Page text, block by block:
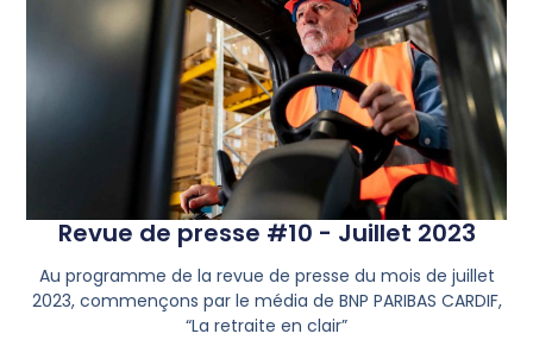
Revue de presse #10 - Juillet 2023
Au programme de la revue de presse du mois de juillet
2023, commençons par le média de BNP PARIBAS CARDIF,
“La retraite en clair”